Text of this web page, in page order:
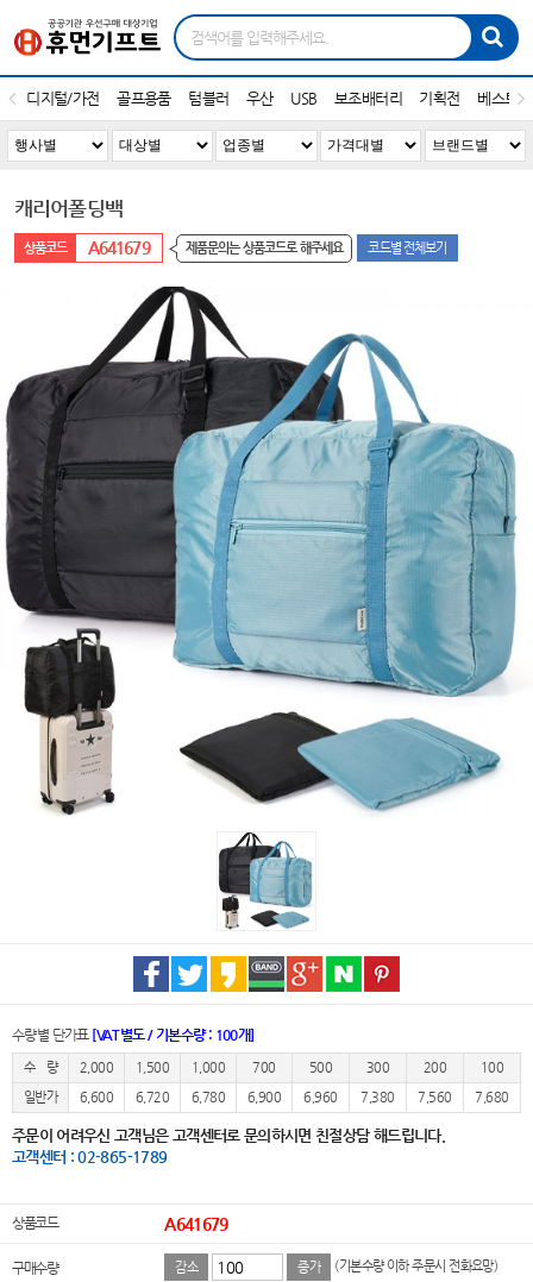
디지털/가전 골프용품 텀블러 우산 USB 보조배터리 기획전 베스트
캐리어폴딩백
A641679 제품문의는 상품코드로 해주세요 코드별 전체보기
수량별 단가표 [VAT별도 / 기본수량 : 100개]
수 량 2,000 1,500 1,000 700 500 300 200
100
일반가
6,600 6,720 6,780 6,900 6,960 7,380 7,560 7,680
주문이 어려우신 고객님은 고객센터로 문의하시면 친절상담 해드립니다.
고객센터 : 02-865-1789
상품코드 A641679
구매수량 감소 증가 (기본수량 이하 주문시 전화요망)